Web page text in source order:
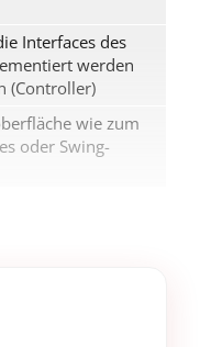
Interfaces des
werden
(Controller)
wie zum
oder Swing-